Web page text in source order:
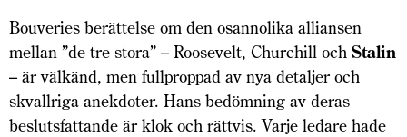
Bouveries berättelse om den osannolika alliansen
mellan ”de tre stora” – Roosevelt, Churchill och Stalin
– är välkänd, men fullproppad av nya detaljer och
skvallriga anekdoter. Hans bedömning av deras
beslutsfattande är klok och rättvis. Varje ledare hade